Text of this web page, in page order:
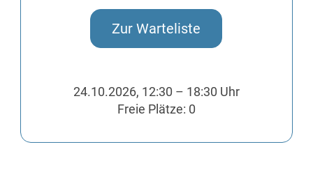
Zur Warteliste
24.10.2026, 12:30 – 18:30 Uhr
Freie Plätze: 0